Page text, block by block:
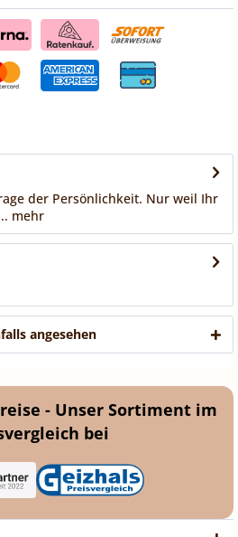
der Persönlichkeit. Nur weil Ihr
mehr
angesehen
- Unser Sortiment im
bei